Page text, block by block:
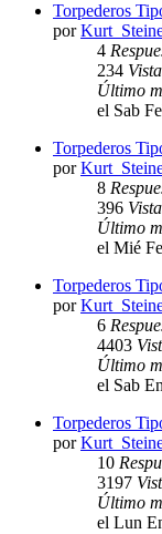
Torpederos
por
4
234
Último
el Sab
Torpederos
por
8
396
Último
el Mié
Torpederos
por
6
4403
Último
el Sab
Torpederos
por
10
3197
Último
el Lun